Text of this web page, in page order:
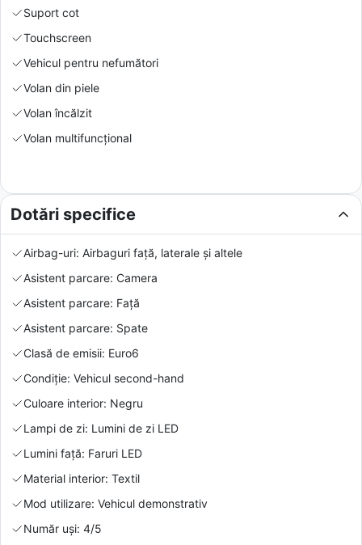
Suport cot
Touchscreen
Vehicul pentru nefumători
Volan din piele
Volan încălzit
Volan multifuncțional
Dotări specifice
Airbag-uri: Airbaguri față, laterale și altele
Asistent parcare: Camera
Asistent parcare: Față
Asistent parcare: Spate
Clasă de emisii: Euro6
Condiție: Vehicul second-hand
Culoare interior: Negru
Lampi de zi: Lumini de zi LED
Lumini față: Faruri LED
Material interior: Textil
Mod utilizare: Vehicul demonstrativ
Număr uși: 4/5